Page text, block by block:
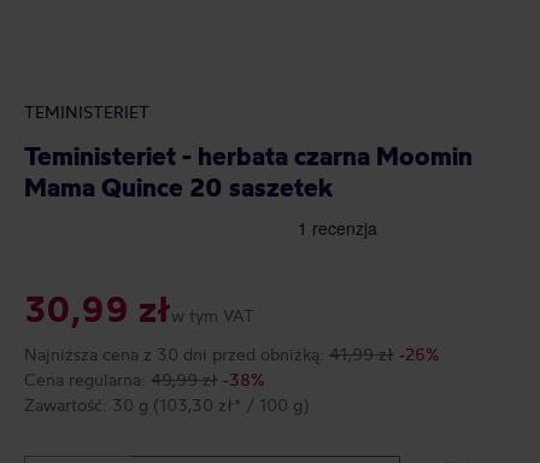
TEMINISTERIET
Teministeriet - herbata czarna Moomin
Mama Quince 20 saszetek
30,99 złw tym VAT
Najniższa cena z 30 dni przed obniżką: 41,99 zł -26%
Cena regularna: 49,99 zł -38%
Zawartość: 30 g (103,30 zł* / 100 g)